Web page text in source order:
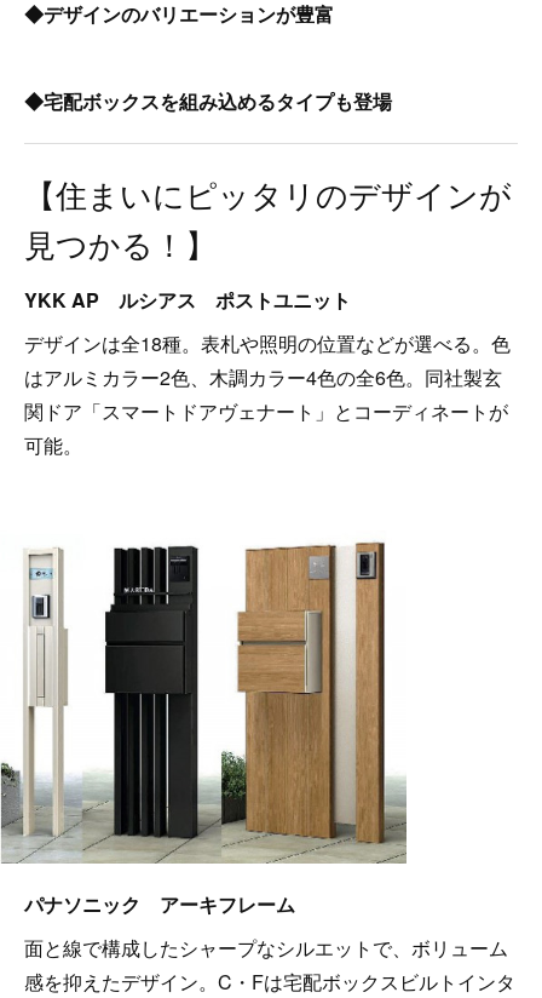
◆デザインのバリエーションが豊富
◆宅配ボックスを組み込めるタイプも登場
【住まいにピッタリのデザインが
見つかる！】
YKK AP ルシアス ポストユニット
デザインは全18種。表札や照明の位置などが選べる。色
はアルミカラー2色、木調カラー4色の全6色。同社製玄
関ドア「スマートドアヴェナート」とコーディネートが
可能。
パナソニック アーキフレーム
面と線で構成したシャープなシルエットで、ボリューム
感を抑えたデザイン。C・Fは宅配ボックスビルトインタ